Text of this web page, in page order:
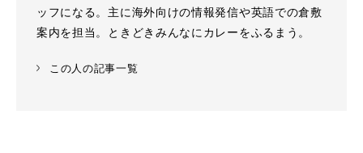
ッフになる。主に海外向けの情報発信や英語での倉敷
案内を担当。ときどきみんなにカレーをふるまう。
この人の記事一覧